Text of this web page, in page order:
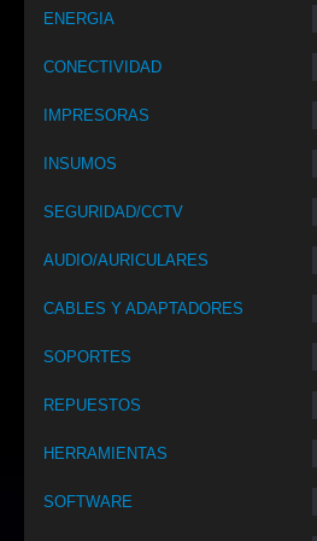
ENERGIA
CONECTIVIDAD
IMPRESORAS
INSUMOS
SEGURIDAD/CCTV
AUDIO/AURICULARES
CABLES Y ADAPTADORES
SOPORTES
REPUESTOS
HERRAMIENTAS
SOFTWARE